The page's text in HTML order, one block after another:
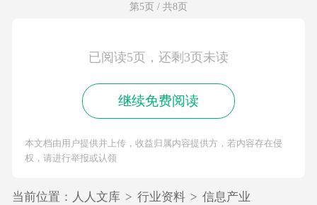
第5页 / 共8页
已阅读5页，还剩3页未读
继续免费阅读
本文档由用户提供并上传，收益归属内容提供方，若内容存在侵
权，请进行举报或认领
当前位置： 人人文库 > 行业资料 > 信息产业